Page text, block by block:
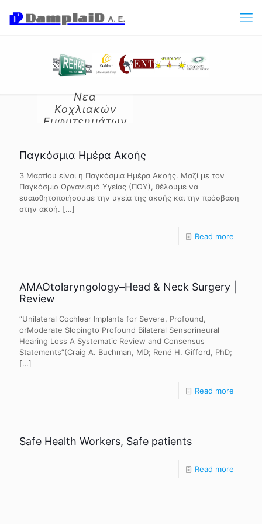
Νεα
Κοχλιακών
Εμφυτευμάτων
Παγκόσμια Ημέρα Ακοής
3 Μαρτίου είναι η Παγκόσμια Ημέρα Ακοής. Μαζί με τον
Παγκόσμιο Οργανισμό Υγείας (ΠΟΥ), θέλουμε να
ευαισθητοποιήσουμε την υγεία της ακοής και την πρόσβαση
στην ακοή. […]
Read more
AMAOtolaryngology–Head & Neck Surgery |
Review
“Unilateral Cochlear Implants for Severe, Profound,
orModerate Slopingto Profound Bilateral Sensorineural
Hearing Loss A Systematic Review and Consensus
Statements”(Craig A. Buchman, MD; René H. Gifford, PhD;
[…]
Read more
Safe Health Workers, Safe patients
Read more